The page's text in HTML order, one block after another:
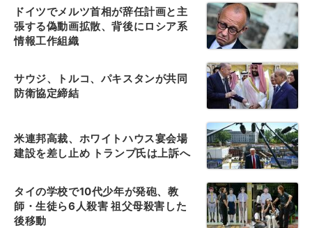
ドイツでメルツ首相が辞任計画と主
張する偽動画拡散、背後にロシア系
情報工作組織
サウジ、トルコ、パキスタンが共同
防衛協定締結
米連邦高裁、ホワイトハウス宴会場
建設を差し止め トランプ氏は上訴へ
タイの学校で10代少年が発砲、教
師・生徒ら6人殺害 祖父母殺害した
後移動